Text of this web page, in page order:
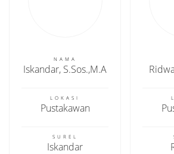
NAMA
Iskandar, S.Sos.,M.A
LOKASI
Pustakawan
SUREL
Iskandar